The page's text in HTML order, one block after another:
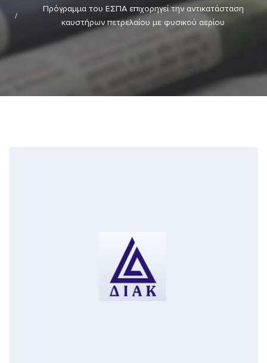
Πρόγραμμα του ΕΣΠΑ επιχορηγεί την αντικατάσταση
καυστήρων πετρελαίου με φυσικού αερίου